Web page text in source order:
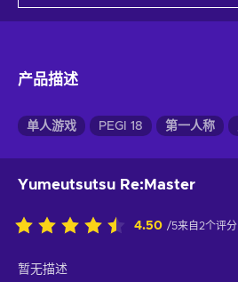
产品描述
单人游戏 PEGI 18 第一人称
Yumeutsutsu Re:Master
4.50 /5来自2个评分
暂无描述